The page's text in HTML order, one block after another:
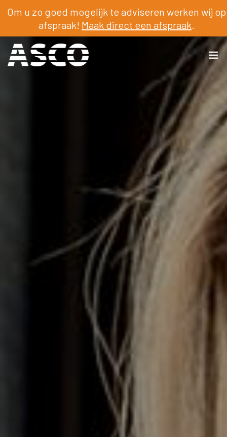
Om u zo goed mogelijk te adviseren werken wij op
afspraak! Maak direct een afspraak.